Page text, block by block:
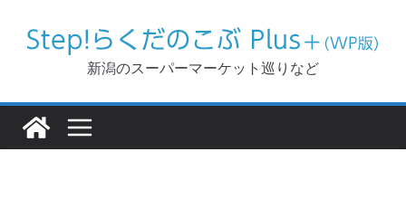
新潟のスーパーマーケット巡りなど